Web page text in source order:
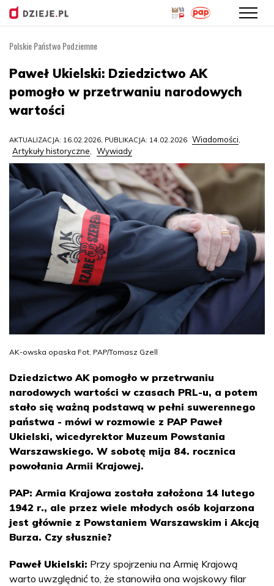
treści
Polskie Państwo Podziemne
Paweł Ukielski: Dziedzictwo AK
pomogło w przetrwaniu narodowych
wartości
AKTUALIZACJA: 16.02.2026, PUBLIKACJA: 14.02.2026 Wiadomości,
Artykuły historyczne, Wywiady
AK-owska opaska Fot. PAP/Tomasz Gzell
Dziedzictwo AK pomogło w przetrwaniu
narodowych wartości w czasach PRL-u, a potem
stało się ważną podstawą w pełni suwerennego
państwa - mówi w rozmowie z PAP Paweł
Ukielski, wicedyrektor Muzeum Powstania
Warszawskiego. W sobotę mija 84. rocznica
powołania Armii Krajowej.
PAP: Armia Krajowa została założona 14 lutego
1942 r., ale przez wiele młodych osób kojarzona
jest głównie z Powstaniem Warszawskim i Akcją
Burza. Czy słusznie?
Paweł Ukielski: Przy spojrzeniu na Armię Krajową
warto uwzględnić to, że stanowiła ona wojskowy filar